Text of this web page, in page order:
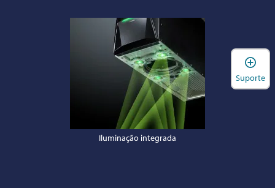
Iluminação integrada
Suporte